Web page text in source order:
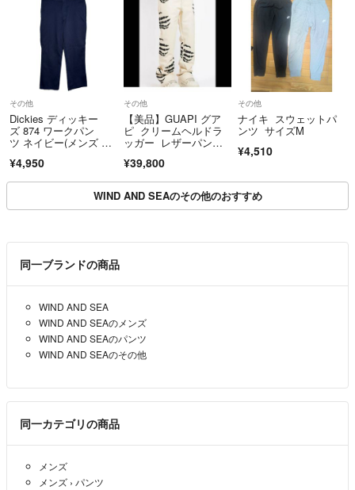
その他
Dickies ディッキー
ズ 874 ワークパン
ツ ネイビー(メンズ W3
¥4,950
その他
【美品】GUAPI グア
ピ クリームヘルドラ
ッガー レザーパン
¥39,800
その他
ナイキ スウェットパ
ンツ サイズM
¥4,510
WIND AND SEAのその他のおすすめ
同一ブランドの商品
WIND AND SEA
WIND AND SEAのメンズ
WIND AND SEAのパンツ
WIND AND SEAのその他
同一カテゴリの商品
メンズ
メンズ › パンツ